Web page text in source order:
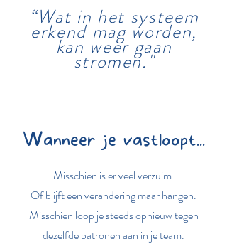
“Wat in het systeem
erkend mag worden,
kan weer gaan
stromen."
Wanneer je vastloopt...
Misschien is er veel verzuim.
Of blijft een verandering maar hangen.
Misschien loop je steeds opnieuw tegen
dezelfde patronen aan in je team.